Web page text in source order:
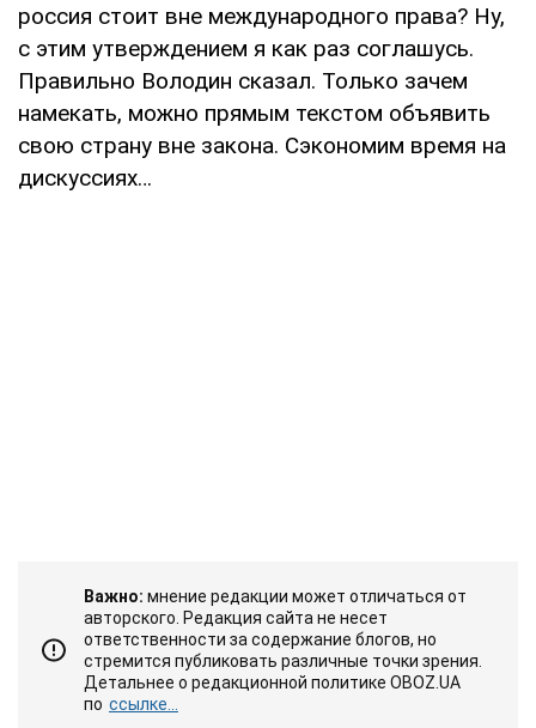
россия стоит вне международного права? Ну,
с этим утверждением я как раз соглашусь.
Правильно Володин сказал. Только зачем
намекать, можно прямым текстом объявить
свою страну вне закона. Сэкономим время на
дискуссиях…
Важно: мнение редакции может отличаться от
авторского. Редакция сайта не несет
ответственности за содержание блогов, но
стремится публиковать различные точки зрения.
Детальнее о редакционной политике OBOZ.UA
по ссылке...